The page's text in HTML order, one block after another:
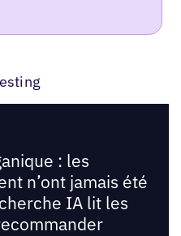
: les
n’ont jamais été
IA lit les